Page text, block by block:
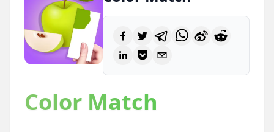
Color Match